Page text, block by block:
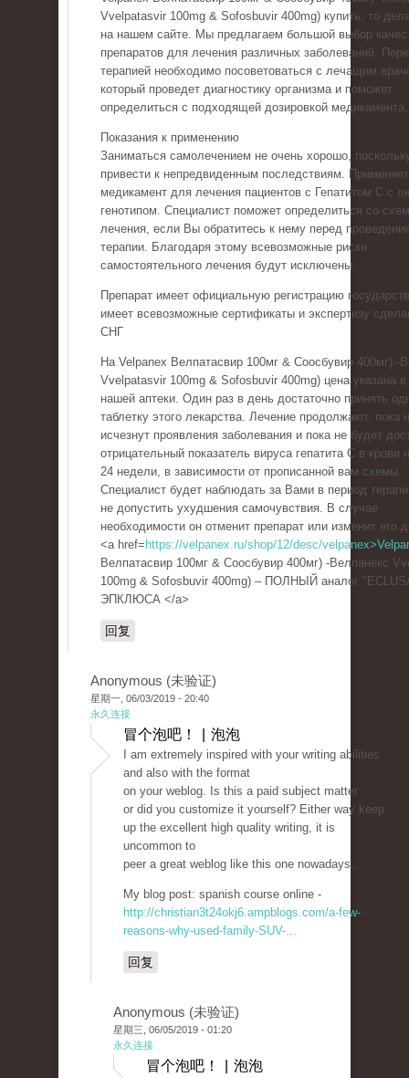
Vvelpatasvir 100mg & Sofosbuvir 400mg) купить, то
на нашем сайте. Мы предлагаем большой выбор
препаратов для лечения различных заболеваний.
терапией необходимо посоветоваться с лечащим
который проведет диагностику организма и поможет
определиться с подходящей дозировкой медикамента.
Показания к применению
Заниматься самолечением не очень хорошо,
привести к непредвиденным последствиям.
медикамент для лечения пациентов с Гепатитом С с
генотипом. Специалист поможет определиться со
лечения, если Вы обратитесь к нему перед
терапии. Благодаря этому всевозможные риски
самостоятельного лечения будут исключены.
Препарат имеет официальную регистрацию
имеет всевозможные сертификаты и экспертизу
СНГ
На Velpanex Велпатасвир 100мг & Соосбувир 400мг) -
Vvelpatasvir 100mg & Sofosbuvir 400mg) цена указана в
нашей аптеки. Один раз в день достаточно принять
таблетку этого лекарства. Лечение продолжают, пока
исчезнут проявления заболевания и пока не будет
отрицательный показатель вируса гепатита С в крови
24 недели, в зависимости от прописанной вам схемы.
Специалист будет наблюдать за Вами в период
не допустить ухудшения самочувствия. В случае
необходимости он отменит препарат или изменит его
<a href= https://velpanex.ru/shop/12/desc/
Велпатасвир 100мг & Соосбувир 400мг) -Велпанекс
100mg & Sofosbuvir 400mg) – ПОЛНЫЙ аналог
ЭПКЛЮСА </a>
回复
Anonymous (未验证)
星期一, 06/03/2019 - 20:40
永久连接
冒个泡吧！ | 泡泡
I am extremely inspired with your writing abilities
and also with the format
on your weblog. Is this a paid subject matter
or did you customize it yourself? Either way keep
up the excellent high quality writing, it is
uncommon to
peer a great weblog like this one nowadays..
My blog post: spanish course online -
http://christian3t24okj6.ampblogs.com/a-few-
reasons-why-used-family-SUV-...
回复
Anonymous (未验证)
星期三, 06/05/2019 - 01:20
永久连接
冒个泡吧！ | 泡泡